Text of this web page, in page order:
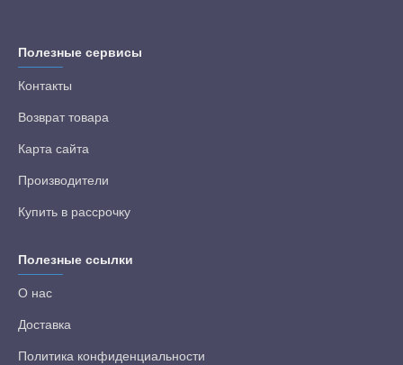
Полезные сервисы
Контакты
Возврат товара
Карта сайта
Производители
Купить в рассрочку
Полезные ссылки
О нас
Доставка
Политика конфиденциальности